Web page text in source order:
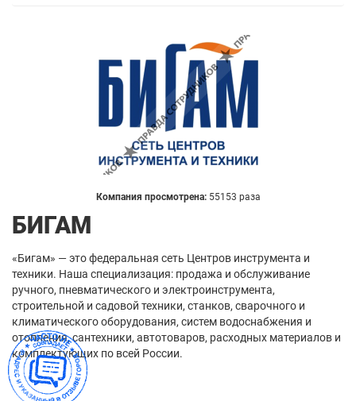
Компания просмотрена: 55153 раза
БИГАМ
«Бигам» — это федеральная сеть Центров инструмента и
техники. Наша специализация: продажа и обслуживание
ручного, пневматического и электроинструмента,
строительной и садовой техники, станков, сварочного и
климатического оборудования, систем водоснабжения и
отопления, сантехники, автотоваров, расходных материалов и
комплектующих по всей России.